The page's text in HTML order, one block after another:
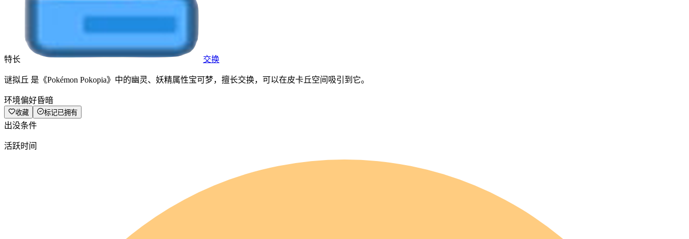
特长 交换
谜拟丘 是《Pokémon Pokopia》中的幽灵、妖精属性宝可梦，擅长交换，可以在皮卡丘空间吸引到它。
环境偏好昏暗
收藏 标记已拥有
出没条件
活跃时间